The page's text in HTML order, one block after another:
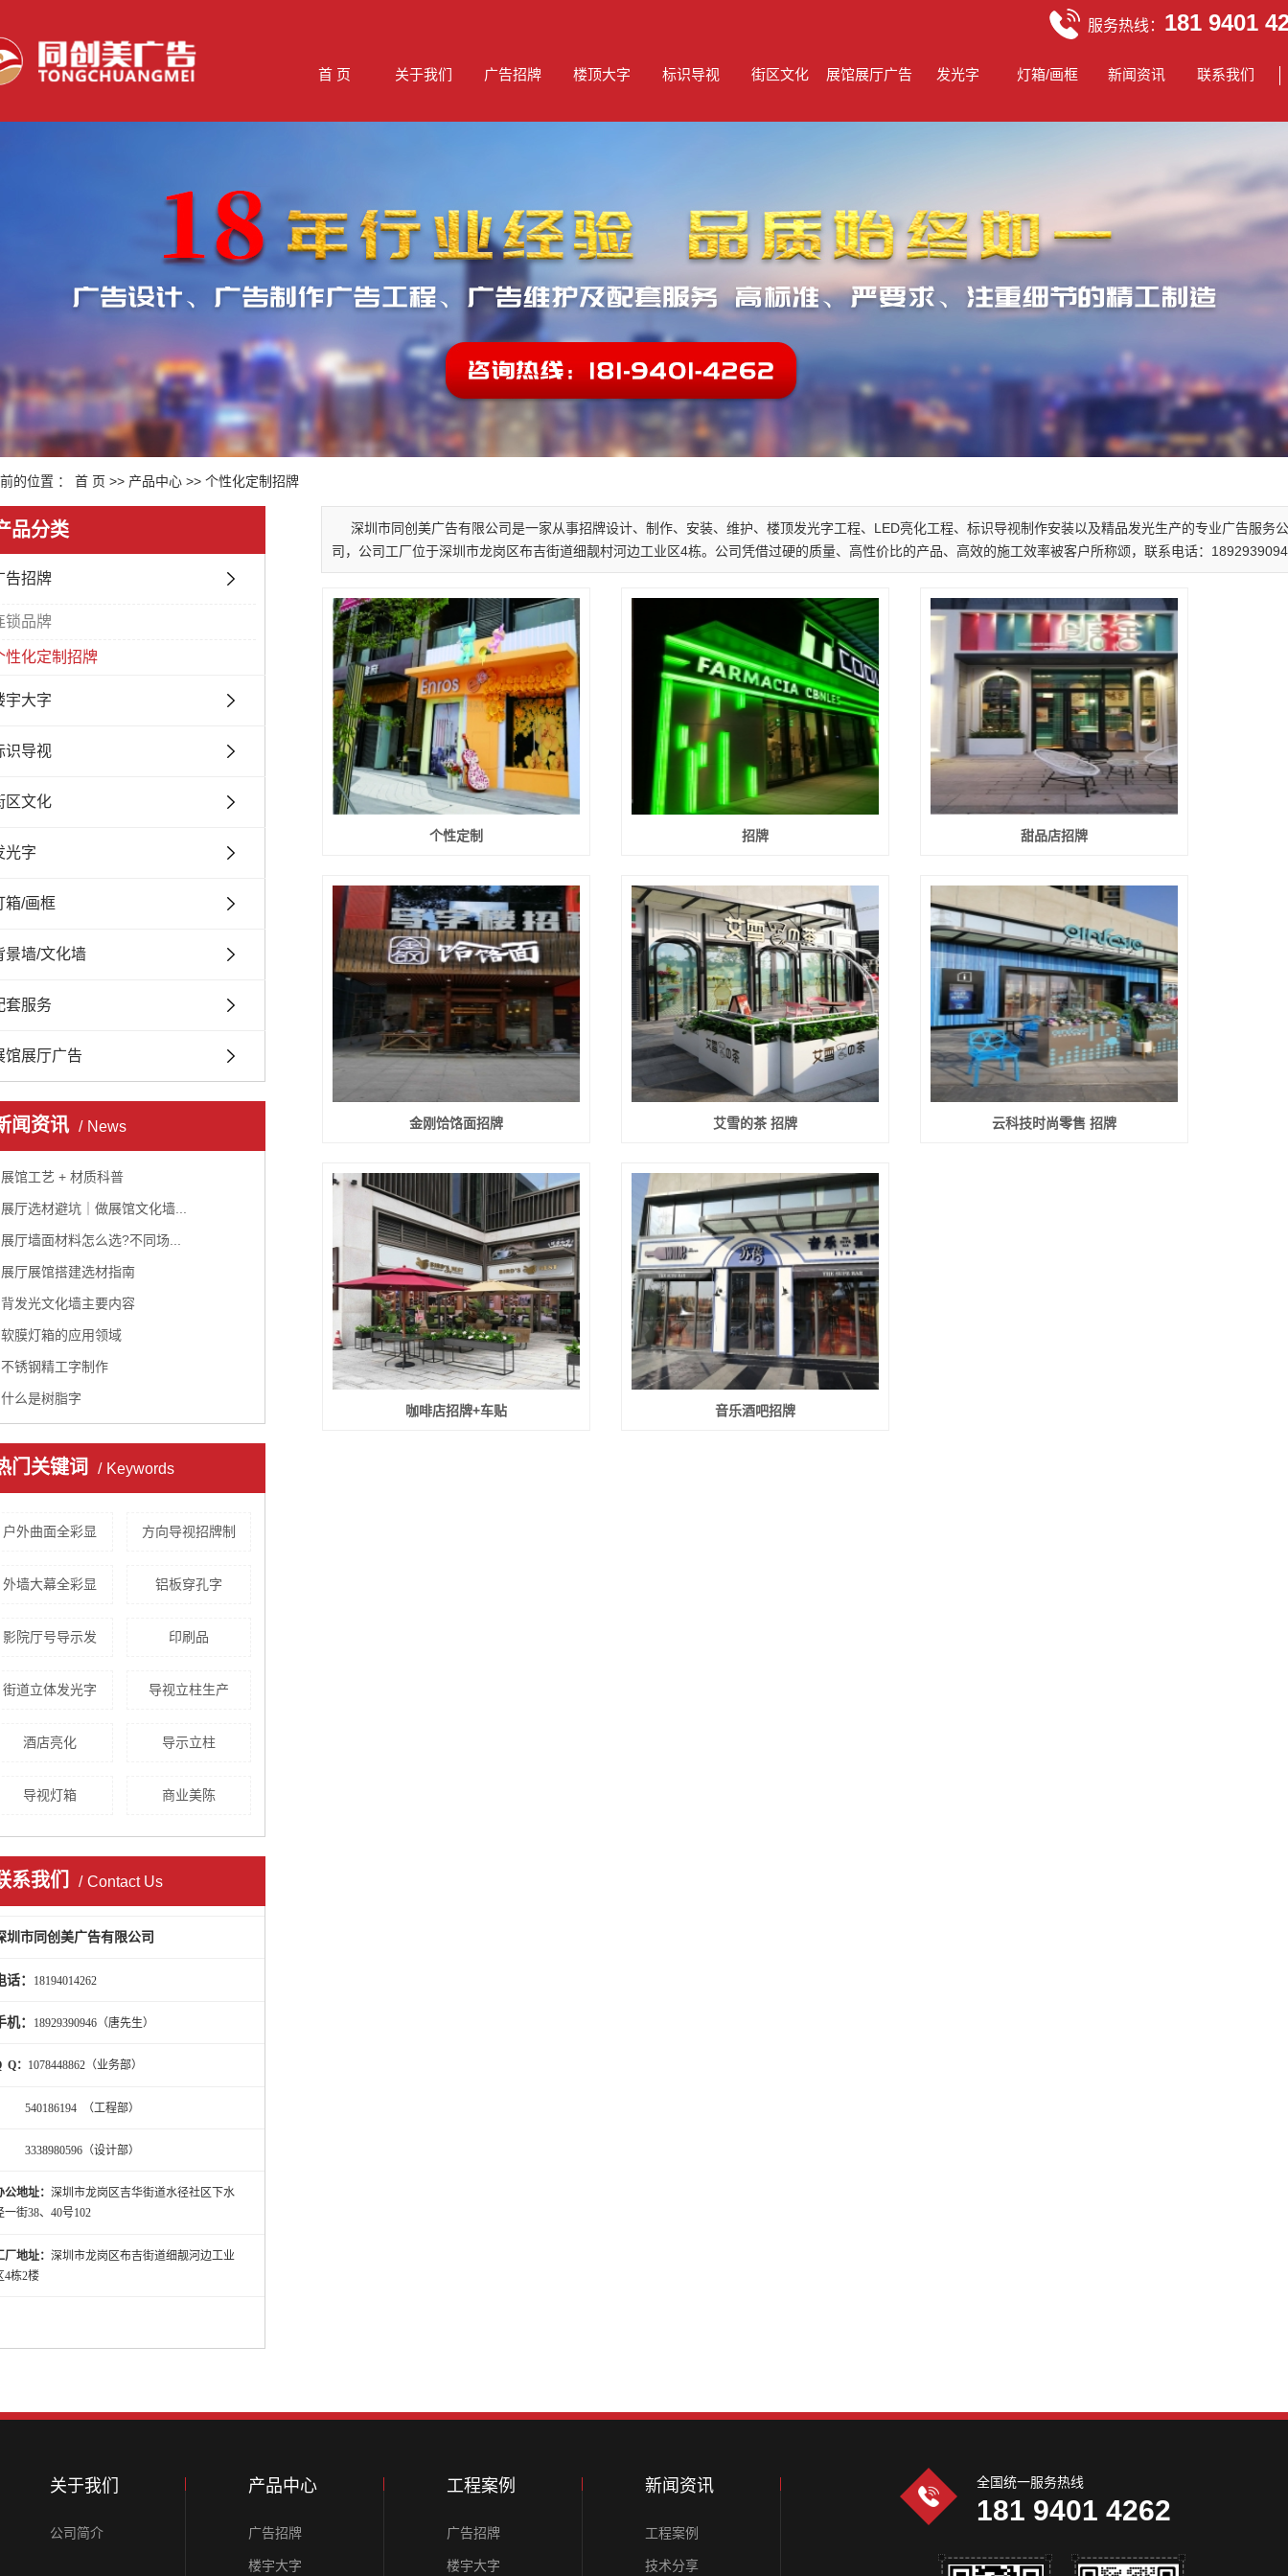
服务热线： 181 9401
首 页 关于我们 广告招牌 楼顶大字 标识导视 街区文化 展馆展厅广告 发光字 灯箱/画框 新闻资讯 联系我们
的位置 ： 首 页 >> 产品中心 >> 个性化定制招牌
品分类
告招牌
锁品牌
性化定制招牌
宇大字
识导视
区文化
光字
箱/画框
景墙/文化墙
套服务
馆展厅广告
闻资讯 News
展馆工艺 + 材质科普
展厅选材避坑｜做展馆文化墙...
展厅墙面材料怎么选?不同场...
展厅展馆搭建选材指南
背发光文化墙主要内容
软膜灯箱的应用领域
不锈钢精工字制作
什么是树脂字
门关键词 Keywords
户外曲面全彩显 方向导视招牌制
外墙大幕全彩显 铝板穿孔字
影院厅号导示发 印刷品
街道立体发光字 导视立柱生产
酒店亮化 导示立柱
导视灯箱 商业美陈
系我们 Contact Us
圳市同创美广告有限公司
话： 18194014262
机： 18929390946（唐先生）
Q： 1078448862（业务部）
（工程部）
（设计部）
公地址： 深圳市龙岗区吉华街道水径社区下水
一街38、40号102
厂地址： 深圳市龙岗区布吉街道细靓河边工业
4栋2楼
深圳市同创美广告有限公司是一家从事招牌设计、制作、安装、维护、楼顶发光字工程、LED亮化工程、标识导视制作安装以及精品发光生产的专业广告服务
司，公司工厂位于深圳市龙岗区布吉街道细靓村河边工业区4栋。公司凭借过硬的质量、高性价比的产品、高效的施工效率被客户所称颂，联系电话：
个性定制 招牌 甜品店招牌
金刚饸饹面招牌 艾雪的茶 招牌 云科技时尚零售 招牌
咖啡店招牌+车贴 音乐酒吧招牌
关于我们
公司简介
产品中心
广告招牌
楼宇大字
工程案例
广告招牌
楼宇大字
新闻资讯
工程案例
技术分享
全国统一服务热线
181 9401 4262